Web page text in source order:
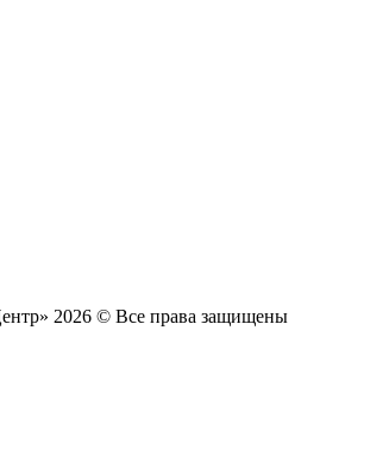
2026 © Все права защищены